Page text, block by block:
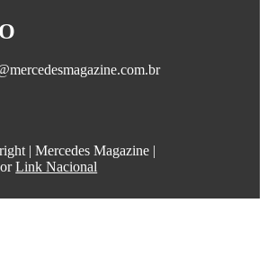
| Mercedes Magazine |
Link Nacional